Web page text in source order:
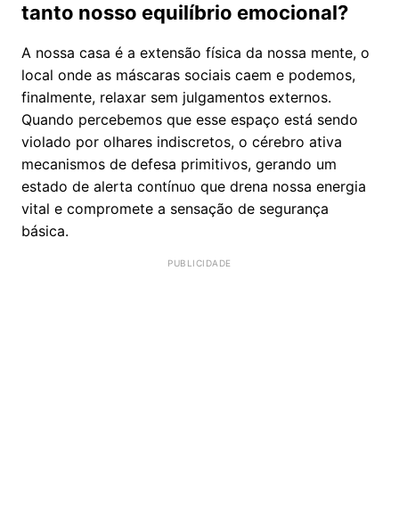
tanto nosso equilíbrio emocional?
A nossa casa é a extensão física da nossa mente, o
local onde as máscaras sociais caem e podemos,
finalmente, relaxar sem julgamentos externos.
Quando percebemos que esse espaço está sendo
violado por olhares indiscretos, o cérebro ativa
mecanismos de defesa primitivos, gerando um
estado de alerta contínuo que drena nossa energia
vital e compromete a sensação de segurança
básica.